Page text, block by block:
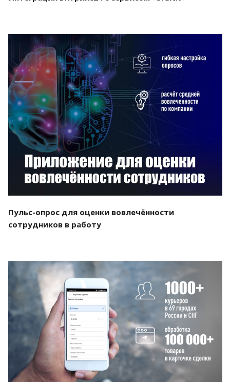
Смотреть проект
Пульс-опрос для оценки вовлечённости
сотрудников в работу
Смотреть проект